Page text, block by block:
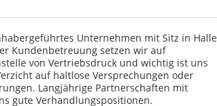
Unternehmen mit Sitz in Halle
Kundenbetreuung setzen wir auf
von Vertriebsdruck und wichtig ist uns
auf haltlose Versprechungen oder
Langjährige Partnerschaften mit
gute Verhandlungspositionen.